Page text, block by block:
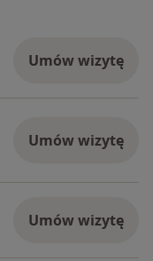
Umów wizytę
Umów wizytę
Umów wizytę